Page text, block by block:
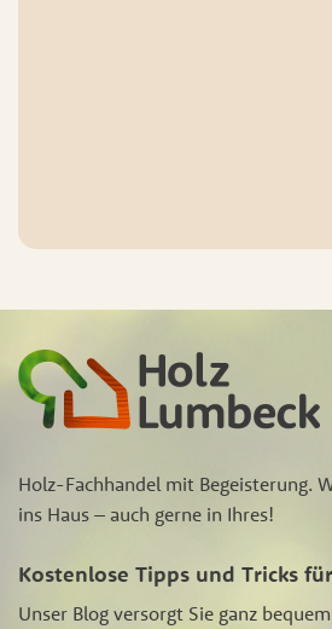
Holz-Fachhandel mit Begeisterung.
ins Haus – auch gerne in Ihres!
Kostenlose Tipps und Tricks
Unser Blog versorgt Sie ganz